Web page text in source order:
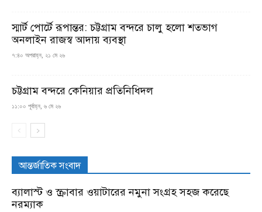
স্মার্ট পোর্টে রূপান্তর: চট্টগ্রাম বন্দরে চালু হলো শতভাগ
অনলাইন রাজস্ব আদায় ব্যবস্থা
৭:৪০ অপরাহ্ন, ২১ মে ২৬
চট্টগ্রাম বন্দরে কেনিয়ার প্রতিনিধিদল
১১:০০ পূর্বাহ্ন, ৬ মে ২৬
আন্তর্জাতিক সংবাদ
ব্যালাস্ট ও স্ক্রাবার ওয়াটারের নমুনা সংগ্রহ সহজ করেছে
নরম্যাক